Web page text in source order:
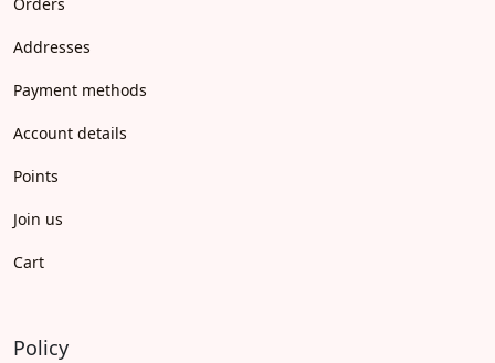
Addresses
Payment methods
Account details
Points
Join us
Cart
Policy